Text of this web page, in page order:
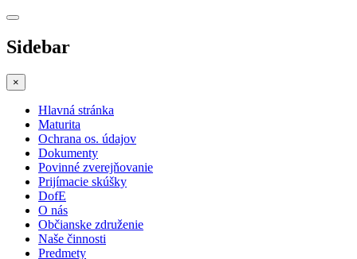
Sidebar
×
Hlavná stránka
Maturita
Ochrana os. údajov
Dokumenty
Povinné zverejňovanie
Prijímacie skúšky
DofE
O nás
Občianske združenie
Naše činnosti
Predmety